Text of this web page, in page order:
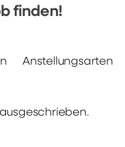
finden!
Anstellungsarten